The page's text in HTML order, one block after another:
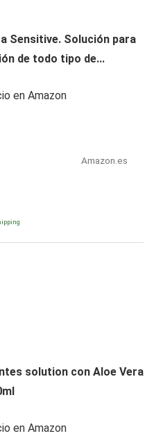
Sensitive. Solución para
de todo tipo de...
en Amazon
Amazon.es
solution con Aloe Vera
en Amazon